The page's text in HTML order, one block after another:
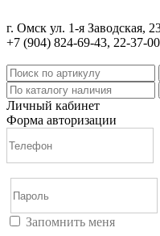
г. Омск ул. 1-я Заводская,
+7 (904) 824-69-43, 22-37-00
Личный кабинет
Форма авторизации
Запомнить меня